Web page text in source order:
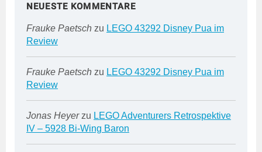
NEUESTE KOMMENTARE
Frauke Paetsch zu LEGO 43292 Disney Pua im
Review
Frauke Paetsch zu LEGO 43292 Disney Pua im
Review
Jonas Heyerzu LEGO Adventurers Retrospektive
IV – 5928 Bi-Wing Baron